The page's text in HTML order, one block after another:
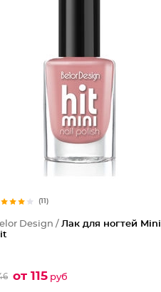
(11)
Design / Лак для ногтей Mini
от 115руб